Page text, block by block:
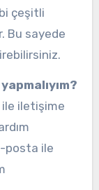
çeşitli
Bu sayede
posta ile